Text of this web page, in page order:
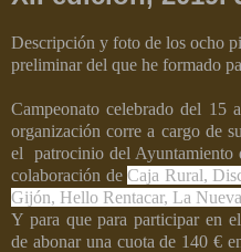
Descripción y foto de los ocho
preliminar del que he formado
Campeonato celebrado del 15
organización corre a cargo de
el
patrocinio del
colaboración deCaja Rural,
Gijón, Hello Rentacar, La
Y para que para participar en
de abonar una cuota de 140 €